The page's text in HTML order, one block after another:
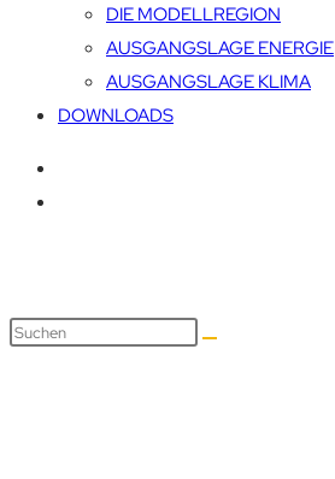
DIE MODELLREGION
AUSGANGSLAGE ENERGIE
AUSGANGSLAGE KLIMA
DOWNLOADS